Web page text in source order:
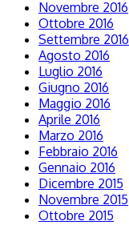
Novembre 2016
Ottobre 2016
Settembre 2016
Agosto 2016
Luglio 2016
Giugno 2016
Maggio 2016
Aprile 2016
Marzo 2016
Febbraio 2016
Gennaio 2016
Dicembre 2015
Novembre 2015
Ottobre 2015